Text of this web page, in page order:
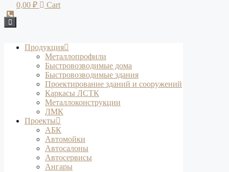
0,00 ₽ Cart
Продукция
Металлопрофили
Быстровозводимые дома
Быстровозводимые здания
Проектирование зданий и сооружений
Каркасы ЛСТК
Металлоконструкции
ЛМК
Проекты
АБК
Автомойки
Автосалоны
Автосервисы
Ангары